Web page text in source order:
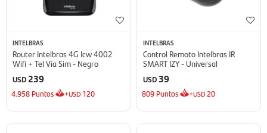
INTELBRAS
Router Intelbras 4G Icw 4002
Wifi + Tel Via Sim - Negro
USD 239
4.958 Puntos +USD 120
INTELBRAS
Control Remoto Intelbras IR
SMART IZY - Universal
USD 39
809 Puntos +USD 20